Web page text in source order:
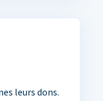
leurs dons.